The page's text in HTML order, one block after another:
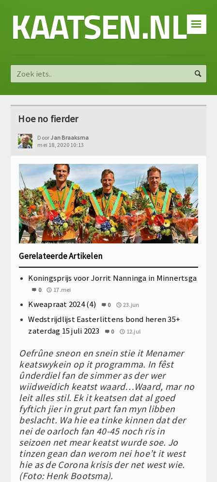
☰
KAATSEN.NL
Hoe no fierder
DoorJan Braaksma
mei 18, 2020 10:13
Gerelateerde Artikelen
Koningsprijs voor Jorrit Nanninga in Minnertsga
0 17.mei
Kweapraat 2024 (4) 0 23.jun
Wedstrijdlijst Easterlittens bond heren 35+
zaterdag 15 juli 2023
0 12.jul
Oefrûne sneon en snein stie it Menamer
keatswykein op it programma. In fêst
ûnderdiel fan de simmer as der wer
wiidweidich keatst waard…Waard, mar no
leit alles stil. Ek it keatsen dat al goed
fyftich jier in grut part fan myn libben
beslacht. Wa hie ea tinke kinnen dat der
nei de oarloch fan 40-45 noch ris in
seizoen net mear keatst wurde soe. Jo
tinzen gean dan werom nei hoe’t it west
hie as de Corona krisis der net west wie.
(Foto: Henk Bootsma).